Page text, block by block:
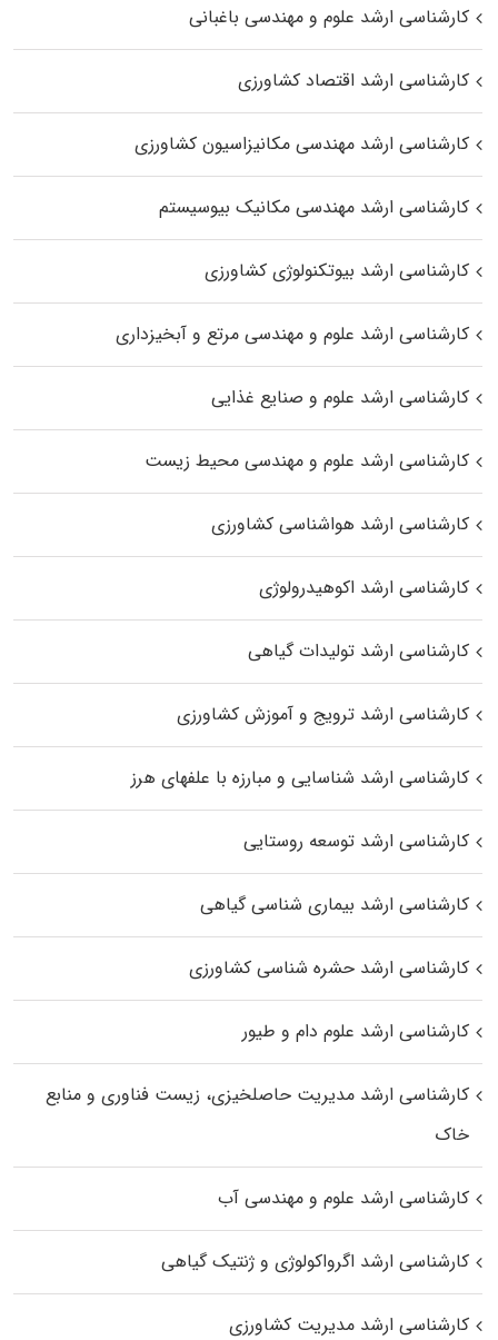
کارشناسی ارشد علوم و مهندسی باغبانی
کارشناسی ارشد اقتصاد کشاورزی
کارشناسی ارشد مهندسی مکانیزاسیون کشاورزی
کارشناسی ارشد مهندسی مکانیک بیوسیستم
کارشناسی ارشد بیوتکنولوژی کشاورزی
کارشناسی ارشد علوم و مهندسی مرتع و آبخیزداری
کارشناسی ارشد علوم و صنایع غذایی
کارشناسی ارشد علوم و مهندسی محیط زیست
کارشناسی ارشد هواشناسی کشاورزی
کارشناسی ارشد اکوهیدرولوژی
کارشناسی ارشد تولیدات گیاهی
کارشناسی ارشد ترویج و آموزش کشاورزی
کارشناسی ارشد شناسایی و مبارزه با علفهای هرز
کارشناسی ارشد توسعه روستایی
کارشناسی ارشد بیماری‌ شناسی گیاهی
کارشناسی ارشد حشره‌ شناسی کشاورزی
کارشناسی ارشد علوم دام و طیور
کارشناسی ارشد مدیریت حاصلخیزی، زیست فناوری و منابع
خاک
کارشناسی ارشد علوم و مهندسی آب
کارشناسی ارشد اگرواکولوژی و ژنتیک گیاهی
کارشناسی ارشد مدیریت کشاورزی